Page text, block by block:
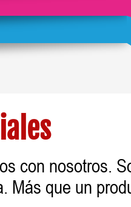
con nosotros.
Más que un